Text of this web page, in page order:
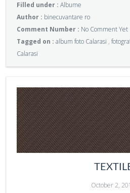
Filled under : Albume
Author : binecuvantare ro
Comment Number : No Comment Yet
Tagged on : album foto Calarasi ,
Calarasi
October 2,